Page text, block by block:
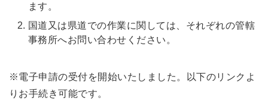
ます。
国道又は県道での作業に関しては、それぞれの管轄
事務所へお問い合わせください。
※電子申請の受付を開始いたしました。以下のリンクよ
りお手続き可能です。